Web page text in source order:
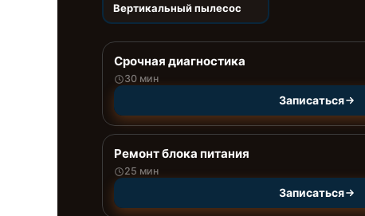
Вертикальный пылесос
Срочная диагностика
30 мин
Записаться
Ремонт блока питания
25 мин
Записаться